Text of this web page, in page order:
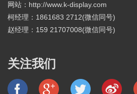
网站：http://www.k-display.com
柯经理：1861683 2712(微信同号)
赵经理：159 21707008(微信同号)
关注我们